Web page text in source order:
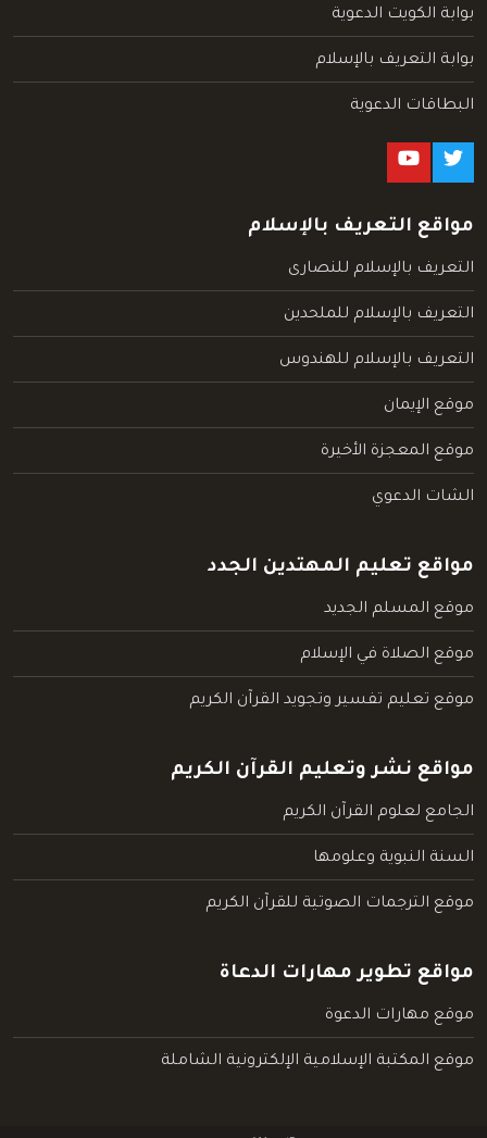
بوابة الكويت الدعوية
بوابة التعريف بالإسلام
البطاقات الدعوية
مواقع التعريف بالإسلام
التعريف بالإسلام للنصارى
التعريف بالإسلام للملحدين
التعريف بالإسلام للهندوس
موقع الإيمان
موقع المعجزة الأخيرة
الشات الدعوي
مواقع تعليم المهتدين الجدد
موقع المسلم الجديد
موقع الصلاة في الإسلام
موقع تعليم تفسير وتجويد القرآن الكريم
مواقع نشر وتعليم القرآن الكريم
الجامع لعلوم القرآن الكريم
السنة النبوية وعلومها
موقع الترجمات الصوتية للقرآن الكريم
مواقع تطوير مهارات الدعاة
موقع مهارات الدعوة
موقع المكتبة الإسلامية الإلكترونية الشاملة